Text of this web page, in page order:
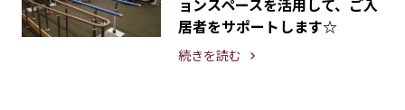
ョンスペースを活用して、ご入
居者をサポートします☆
続きを読む